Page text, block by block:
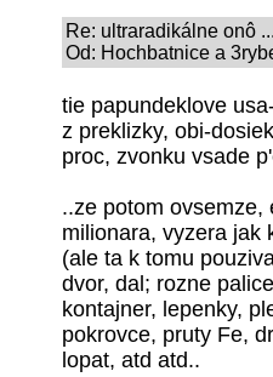
Re: ultraradikálne onô
Od: Hochbatnice a
tie papundeklove
z preklizky, obi-
proc, zvonku vsade
..ze potom ovsemze,
milionara, vyzera jak
(ale ta k tomu
dvor, dal; rozne
kontajner, lepenky,
pokrovce, pruty Fe,
lopat, atd atd..